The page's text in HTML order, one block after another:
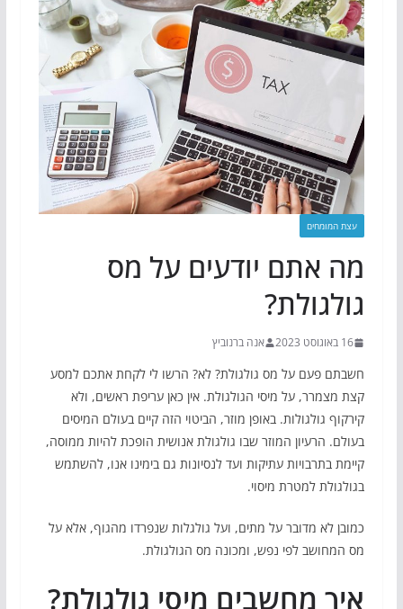
עצת המומחים
מה אתם יודעים על מס
גולגולת?
16 באוגוסט 2023 אנה ברנוביץ
חשבתם פעם על מס גולגולת? לא? הרשו לי לקחת אתכם למסע
קצת מצמרר, על מיסי הגולגולת. אין כאן עריפת ראשים, ולא
קירקוף גולגולות. באופן מוזר, הביטוי הזה קיים בעולם המיסים
בעולם. הרעיון המוזר שבו גולגולת אנושית הופכת להיות ממוסה,
קיימת בתרבויות עתיקות ועד לנסיונות גם בימינו אנו, להשתמש
בגולגולת למטרת מיסוי.
כמובן לא מדובר על מתים, ועל גולגלות שנפרדו מהגוף, אלא על
מס המחושב לפי נפש, ומכונה מס הגולגולת.
איך מחשבים מיסי גולגולת?